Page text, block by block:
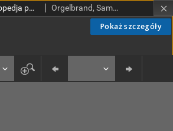
Pokaż szczegóły
S. Orgelbranda Encyklopedja powszechna z ilustracjami i mapami. T. 15 Orgelbrand, Samuel (1810-1868). Wyd.